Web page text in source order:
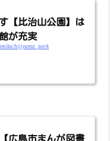
【比治山公園】は
が充実
hijiyama_park
広島市まんが図書